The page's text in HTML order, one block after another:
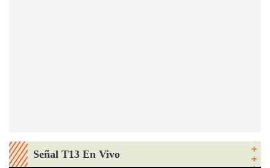
Señal T13 En Vivo